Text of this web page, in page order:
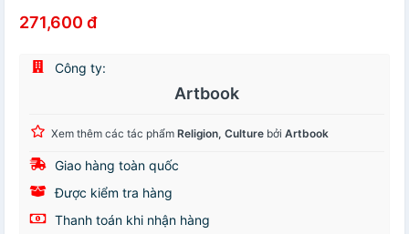
271,600 đ
Công ty:
Artbook
Xem thêm các tác phẩm Religion, Culture bởi Artbook
Giao hàng toàn quốc
Được kiểm tra hàng
Thanh toán khi nhận hàng